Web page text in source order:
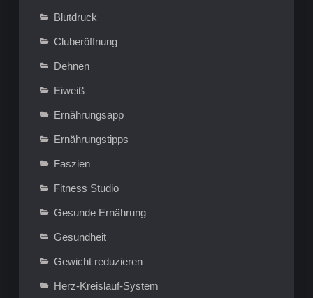
Blutdruck
Cluberöffnung
Dehnen
Eiweiß
Ernährungsapp
Ernährungstipps
Faszien
Fitness Studio
Gesunde Ernährung
Gesundheit
Gewicht reduzieren
Herz-Kreislauf-System